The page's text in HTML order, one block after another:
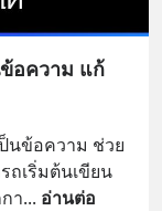
ข้อความ แก้
นข้อความ ช่วย
ถเริ่มต้นเขียน
า... อ่านต่อ